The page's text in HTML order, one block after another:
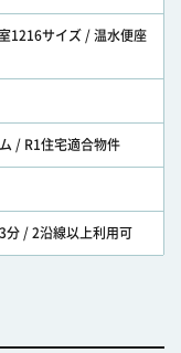
1216サイズ / 温水便座
/ R1住宅適合物件
分 / 2沿線以上利用可